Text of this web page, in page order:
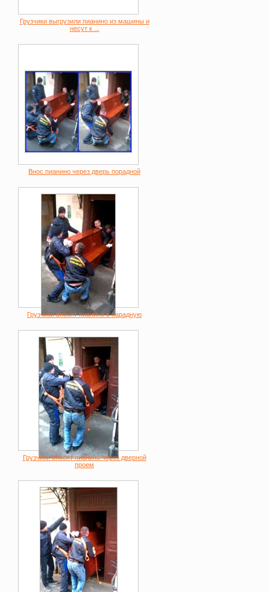
Грузчики выгрузили пианино из машины и
несут к ...
Внос пианино через дверь порадной
Грузчики вносят пианино в парадную
Грузчики вносят пианино через дверной
проем